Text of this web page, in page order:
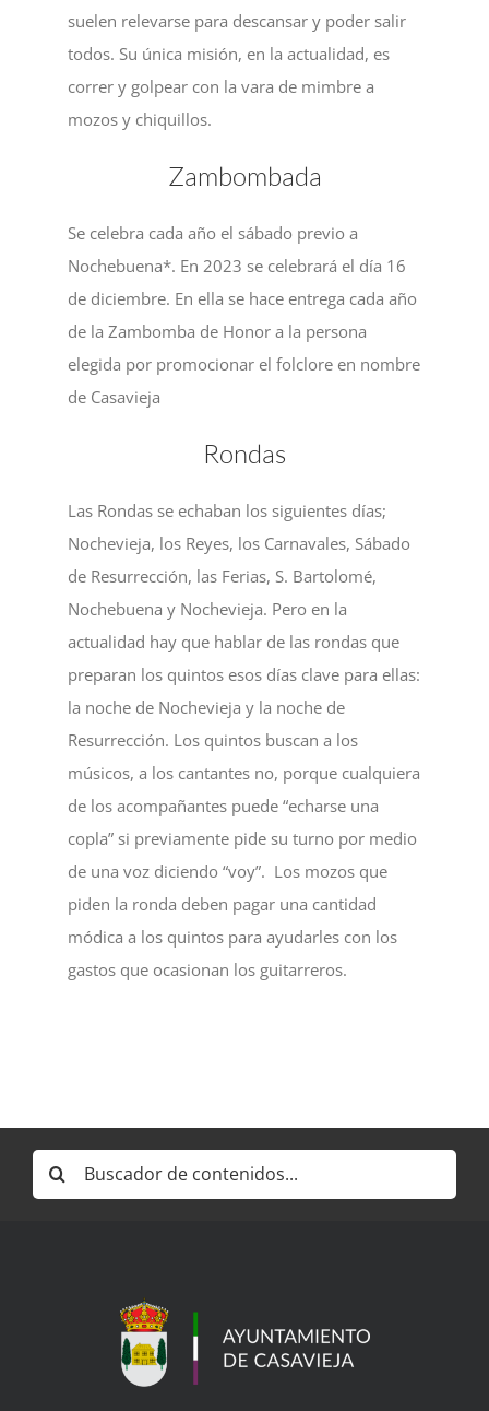
suelen relevarse para descansar y poder salir
todos. Su única misión, en la actualidad, es
correr y golpear con la vara de mimbre a
mozos y chiquillos.
Zambombada
Se celebra cada año el sábado previo a
Nochebuena*. En 2023 se celebrará el día 16
de diciembre. En ella se hace entrega cada año
de la Zambomba de Honor a la persona
elegida por promocionar el folclore en nombre
de Casavieja
Rondas
Las Rondas se echaban los siguientes días;
Nochevieja, los Reyes, los Carnavales, Sábado
de Resurrección, las Ferias, S. Bartolomé,
Nochebuena y Nochevieja. Pero en la
actualidad hay que hablar de las rondas que
preparan los quintos esos días clave para ellas:
la noche de Nochevieja y la noche de
Resurrección. Los quintos buscan a los
músicos, a los cantantes no, porque cualquiera
de los acompañantes puede “echarse una
copla” si previamente pide su turno por medio
de una voz diciendo “voy”. Los mozos que
piden la ronda deben pagar una cantidad
módica a los quintos para ayudarles con los
gastos que ocasionan los guitarreros.
Buscar: